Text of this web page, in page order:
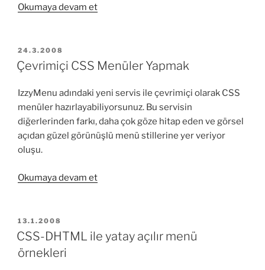
Okumaya devam et“CSS
örnekleri”
YAYIM
TARIHI
24.3.2008
Çevrimiçi CSS Menüler Yapmak
IzzyMenu adındaki yeni servis ile çevrimiçi olarak CSS
menüler hazırlayabiliyorsunuz. Bu servisin
diğerlerinden farkı, daha çok göze hitap eden ve görsel
açıdan güzel görünüşlü menü stillerine yer veriyor
oluşu.
Okumaya devam et“Çevrimiçi
YAYIM
TARIHI
13.1.2008
CSS-DHTML ile yatay açılır menü
örnekleri